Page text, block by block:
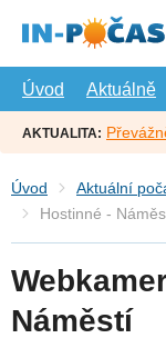
hlavní
Úvod
Aktuálně
AKTUALITA:
Úvod Aktuální
Hostinné -
Náměstí